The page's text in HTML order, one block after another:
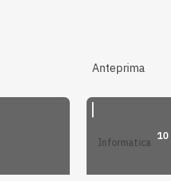
Anteprima
informatica
10